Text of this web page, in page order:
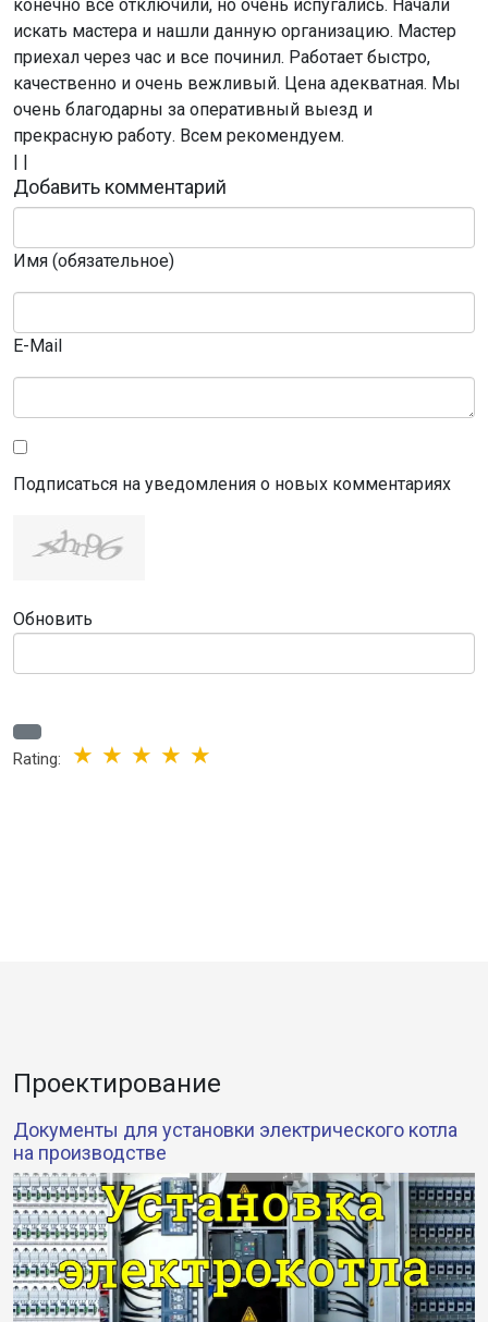
конечно все отключили, но очень испугались. Начали
искать мастера и нашли данную организацию. Мастер
приехал через час и все починил. Работает быстро,
качественно и очень вежливый. Цена адекватная. Мы
очень благодарны за оперативный выезд и
прекрасную работу. Всем рекомендуем.
| |
Добавить комментарий
Имя (обязательное)
E-Mail
Подписаться на уведомления о новых комментариях
Обновить
Rating:
Проектирование
Документы для установки электрического котла
на производстве